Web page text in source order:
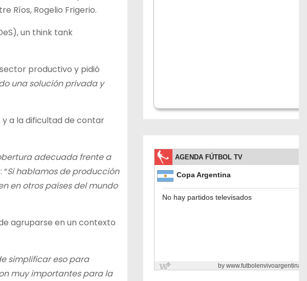
Ríos, Rogelio Frigerio.
un think tank
productivo y pidió
una solución privada y
y a la dificultad de contar
adecuada frente a
“Si hablamos de producción
en otros países del mundo
agruparse en un contexto
simplificar eso para
muy importantes para la